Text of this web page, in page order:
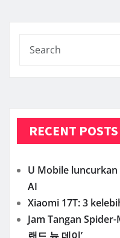
RECENT POSTS
U Mobile luncurkan
AI
Xiaomi 17T: 3
Jam Tangan